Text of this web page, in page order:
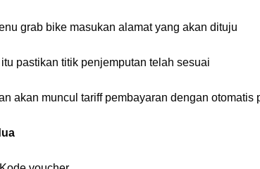
grab bike masukan alamat yang akan dituju
pastikan titik penjemputan telah sesuai
akan muncul tariff pembayaran dengan otomatis